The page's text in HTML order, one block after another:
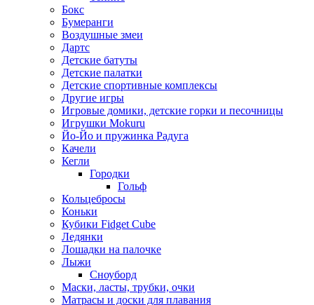
Бокс
Бумеранги
Воздушные змеи
Дартс
Детские батуты
Детские палатки
Детские спортивные комплексы
Другие игры
Игровые домики, детские горки и песочницы
Игрушки Mokuru
Йо-Йо и пружинка Радуга
Качели
Кегли
Городки
Гольф
Кольцебросы
Коньки
Кубики Fidget Cube
Ледянки
Лошадки на палочке
Лыжи
Сноуборд
Маски, ласты, трубки, очки
Матрасы и доски для плавания